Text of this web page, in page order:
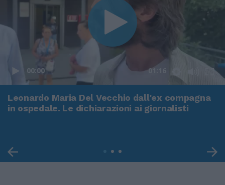
00:00 01:16
Leonardo Maria Del Vecchio dall'ex compagna
in ospedale. Le dichiarazioni ai giornalisti